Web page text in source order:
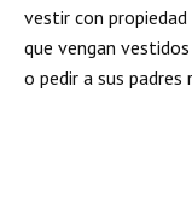
vestir con
que vengan
o pedir a sus padres